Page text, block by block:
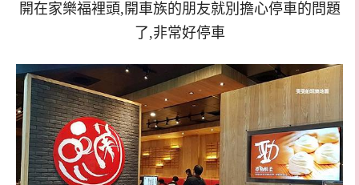
開在家樂福裡頭,開車族的朋友就別擔心停車的問題
了,非常好停車